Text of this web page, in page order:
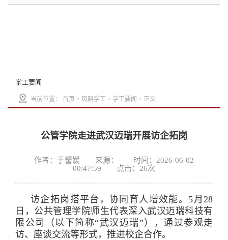
学工要闻
当前位置： 首页 > 风晓学工 > 学工要闻 > 正文
公管学院走进武汉迈瑞开展访企拓岗
作者：于馨媛 来源： 时间：2026-06-02
00:47:59 点击： 26次
访企拓岗搭平台，协同育人增效能。5月28
日，公共管理学院师生代表深入武汉迈瑞科技有
限公司（以下简称“武汉迈瑞”），通过参观走
访、座谈交流等形式，推进校企合作。